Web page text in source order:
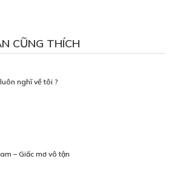
CŨNG THÍCH
nghĩ về tôi ?
– Giấc mơ vô tận